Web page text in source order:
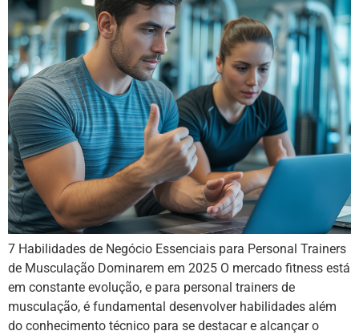
7 Habilidades de Negócio Essenciais para Personal Trainers
de Musculação Dominarem em 2025 O mercado fitness está
em constante evolução, e para personal trainers de
musculação, é fundamental desenvolver habilidades além
do conhecimento técnico para se destacar e alcançar o